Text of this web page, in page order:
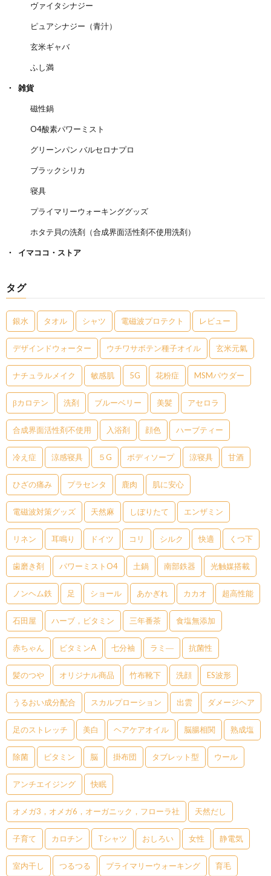
ヴァイタシナジー
ピュアシナジー（青汁）
玄米ギャバ
ふし満
雑貨
磁性鍋
O4酸素パワーミスト
グリーンパン バルセロナプロ
ブラックシリカ
寝具
プライマリーウォーキンググッズ
ホタテ貝の洗剤（合成界面活性剤不使用洗剤）
イマココ・ストア
タグ
銀水 タオル シャツ 電磁波プロテクト レビュー
デザインドウォーター ウチワサボテン種子オイル 玄米元氣
ナチュラルメイク 敏感肌 5G 花粉症 MSMパウダー
βカロテン 洗剤 ブルーベリー 美髪 アセロラ
合成界面活性剤不使用 入浴剤 顔色 ハーブティー
冷え症 涼感寝具 ５G ボディソープ 涼寝具 甘酒
ひざの痛み プラセンタ 鹿肉 肌に安心
電磁波対策グッズ 天然麻 しぼりたて エンザミン
リネン 耳鳴り ドイツ コリ シルク 快適 くつ下
歯磨き剤 パワーミストO4 土鍋 南部鉄器 光触媒搭載
ノンヘム鉄 足 ショール あかぎれ カカオ 超高性能
石田屋 ハーブ，ビタミン 三年番茶 食塩無添加
赤ちゃん ビタミンA 七分袖 ラミ― 抗菌性
髪のつや オリジナル商品 竹布靴下 洗顔 ES波形
うるおい成分配合 スカルプローション 出雲 ダメージヘア
足のストレッチ 美白 ヘアケアオイル 脳腸相関 熟成塩
除菌 ビタミン 脳 掛布団 タブレット型 ウール
アンチエイジング 快眠
オメガ3，オメガ6，オーガニック，フローラ社 天然だし
子育て カロチン Tシャツ おしろい 女性 静電気
室内干し つるつる プライマリーウォーキング 育毛